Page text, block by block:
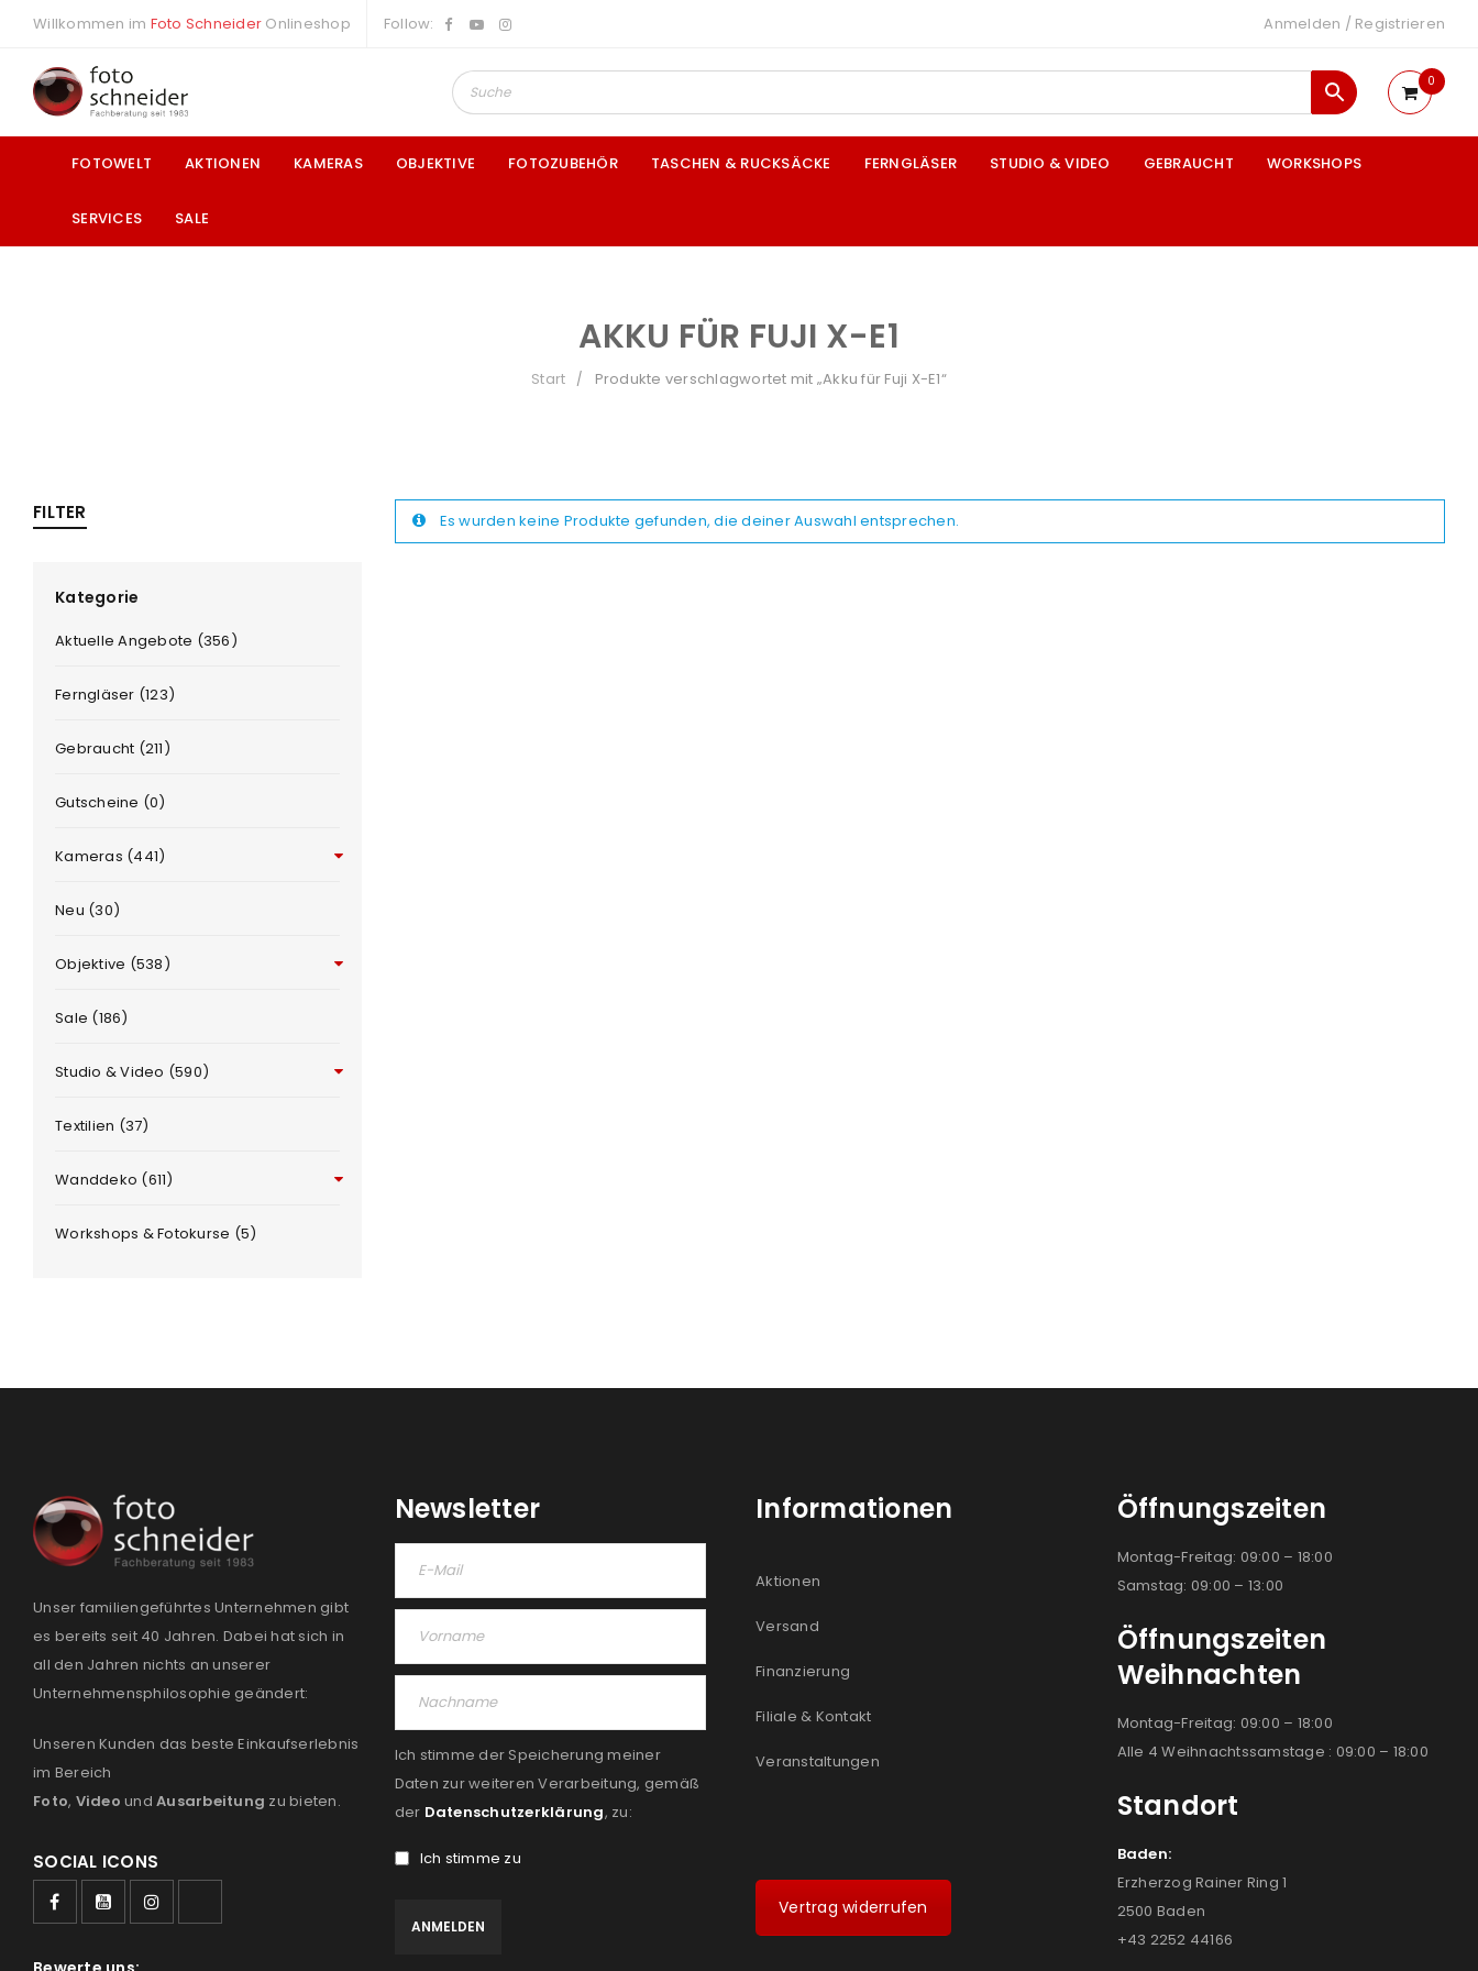
Datenschutzerklärung. *
Willkommen im Foto Schneider Onlineshop Follow: Anmelden / Registrieren
0
FOTOWELT AKTIONEN KAMERAS OBJEKTIVE FOTOZUBEHÖR TASCHEN & RUCKSÄCKE FERNGLÄSER STUDIO & VIDEO GEBRAUCHT WORKSHOPS
SERVICES SALE
AKKU FÜR FUJI X-E1
Start / Produkte verschlagwortet mit „Akku für Fuji X-E1“
FILTER
Kategorie
Aktuelle Angebote (356)
Ferngläser (123)
Gebraucht (211)
Gutscheine (0)
Kameras (441)
Neu (30)
Objektive (538)
Sale (186)
Studio & Video (590)
Textilien (37)
Wanddeko (611)
Workshops & Fotokurse (5)
Es wurden keine Produkte gefunden, die deiner Auswahl entsprechen.
Unser familiengeführtes Unternehmen gibt
es bereits seit 40 Jahren. Dabei hat sich in
all den Jahren nichts an unserer
Unternehmensphilosophie geändert:
Unseren Kunden das beste Einkaufserlebnis
im Bereich
Foto, Video und Ausarbeitung zu bieten.
SOCIAL ICONS
Newsletter
Ich stimme der Speicherung meiner
Daten zur weiteren Verarbeitung, gemäß
der Datenschutzerklärung, zu:
Ich stimme zu
Informationen
Aktionen
Versand
Finanzierung
Filiale & Kontakt
Veranstaltungen
Vertrag widerrufen
Öffnungszeiten
Montag-Freitag: 09:00 – 18:00
Samstag: 09:00 – 13:00
Öffnungszeiten
Weihnachten
Montag-Freitag: 09:00 – 18:00
Alle 4 Weihnachtssamstage : 09:00 – 18:00
Standort
Baden:
Erzherzog Rainer Ring 1
2500 Baden
+43 2252 44166